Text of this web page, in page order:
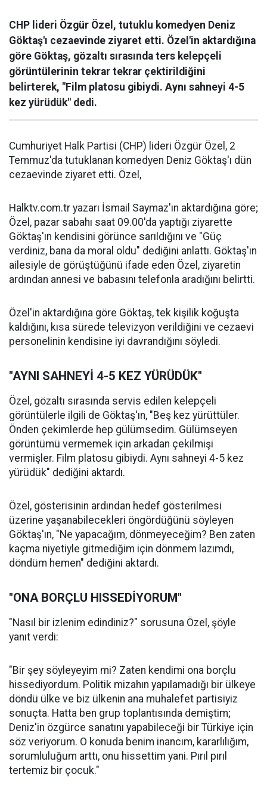
CHP lideri Özgür Özel, tutuklu komedyen Deniz
Göktaş'ı cezaevinde ziyaret etti. Özel'in aktardığına
göre Göktaş, gözaltı sırasında ters kelepçeli
görüntülerinin tekrar tekrar çektirildiğini
belirterek, "Film platosu gibiydi. Aynı sahneyi 4-5
kez yürüdük" dedi.
Cumhuriyet Halk Partisi (CHP) lideri Özgür Özel, 2
Temmuz'da tutuklanan komedyen Deniz Göktaş'ı dün
cezaevinde ziyaret etti. Özel,
Halktv.com.tr yazarı İsmail Saymaz'ın aktardığına göre;
Özel, pazar sabahı saat 09.00'da yaptığı ziyarette
Göktaş'ın kendisini görünce sarıldığını ve "Güç
verdiniz, bana da moral oldu" dediğini anlattı. Göktaş'ın
ailesiyle de görüştüğünü ifade eden Özel, ziyaretin
ardından annesi ve babasını telefonla aradığını belirtti.
Özel'in aktardığına göre Göktaş, tek kişilik koğuşta
kaldığını, kısa sürede televizyon verildiğini ve cezaevi
personelinin kendisine iyi davrandığını söyledi.
"AYNI SAHNEYİ 4-5 KEZ YÜRÜDÜK"
Özel, gözaltı sırasında servis edilen kelepçeli
görüntülerle ilgili de Göktaş'ın, "Beş kez yürüttüler.
Önden çekimlerde hep gülümsedim. Gülümseyen
görüntümü vermemek için arkadan çekilmişi
vermişler. Film platosu gibiydi. Aynı sahneyi 4-5 kez
yürüdük" dediğini aktardı.
Özel, gösterisinin ardından hedef gösterilmesi
üzerine yaşanabilecekleri öngördüğünü söyleyen
Göktaş'ın, "Ne yapacağım, dönmeyeceğim? Ben zaten
kaçma niyetiyle gitmediğim için dönmem lazımdı,
döndüm hemen" dediğini aktardı.
"ONA BORÇLU HISSEDİYORUM"
"Nasıl bir izlenim edindiniz?" sorusuna Özel, şöyle
yanıt verdi:
"Bir şey söyleyeyim mi? Zaten kendimi ona borçlu
hissediyordum. Politik mizahın yapılamadığı bir ülkeye
döndü ülke ve biz ülkenin ana muhalefet partisiyiz
sonuçta. Hatta ben grup toplantısında demiştim;
Deniz'in özgürce sanatını yapabileceği bir Türkiye için
söz veriyorum. O konuda benim inancım, kararlılığım,
sorumluluğum arttı, onu hissettim yani. Pırıl pırıl
tertemiz bir çocuk."